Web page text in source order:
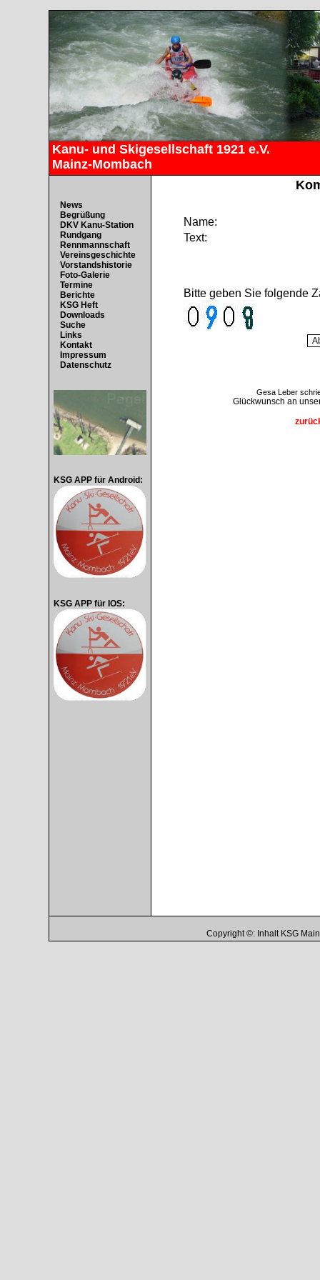
Kanu- und Skigesellschaft 1921 e.V.
Mainz-Mombach
News
Begrüßung
DKV Kanu-Station
Rundgang
Rennmannschaft
Vereinsgeschichte
Vorstandshistorie
Foto-Galerie
Termine
Berichte
KSG Heft
Downloads
Suche
Links
Kontakt
Impressum
Datenschutz
KSG APP für Android:
KSG APP für IOS:
Name:
Text:
Bitte geben Sie folgende
Gesa Leber
Glückwunsch an
Copyright ©: Inhalt KSG